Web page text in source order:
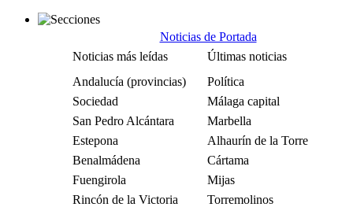
Noticias de Portada
Noticias más leídas
Últimas noticias
Andalucía (provincias)
Política
Sociedad
Málaga capital
San Pedro Alcántara
Marbella
Estepona
Alhaurín de la Torre
Benalmádena
Cártama
Fuengirola
Mijas
Rincón de la Victoria
Torremolinos